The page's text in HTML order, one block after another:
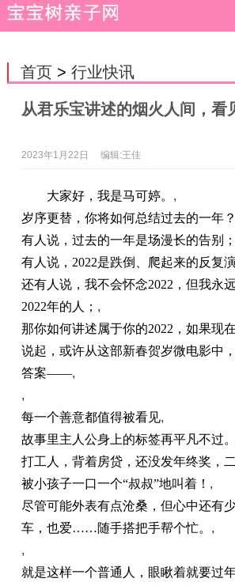
首页> 行业快讯
从君乐宝讲述的烟火人间，看
2023年1月22日 编辑:王佳
大家好，我是马可婷。 ,
岁序更替，你将如何总结过去的一年？
有人说，过去的一年是场漫长的告别；
有人说，2022是跌倒、爬起来的反复演
还有人说，我不会怀念2022，但我永
2022年的人； ,
那你如何讲述属于你的2022，如果现
说起，或许从这部新春贺岁微电影中
答案——,
,
每一个善意都值得被看见,
故事里主人公身上的标签再平凡不过。
打工人，背着房贷，还没发年终奖，
被小孩子一口一个“叔叔”地叫着！ ,
尽管可能外表有点沧桑，但心中还有
车，也爱……随手搭把手帮个忙。 ,
,
就是这样一个普通人，眼瞅着就要过